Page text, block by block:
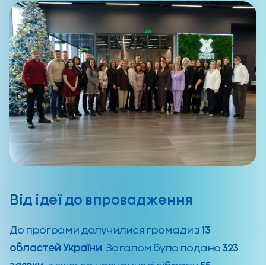
Від ідеї до впровадження
До програми долучилися громади з13
областей України. Загалом було подано323